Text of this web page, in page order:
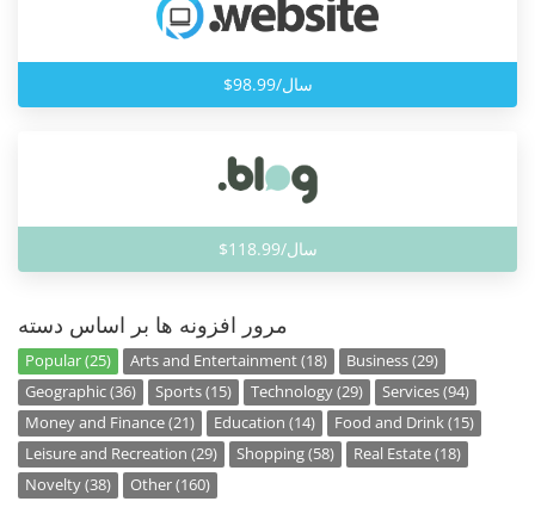
$98.99/سال
$118.99/سال
مرور افزونه ها بر اساس دسته
Popular (25) Arts and Entertainment (18)
Business (29)
Geographic (36)
Sports (15) Technology (29)
Services (94)
Money and Finance (21)
Education (14)
Food and Drink (15)
Leisure and Recreation (29)
Shopping (58)
Real Estate (18)
Novelty (38)
Other (160)